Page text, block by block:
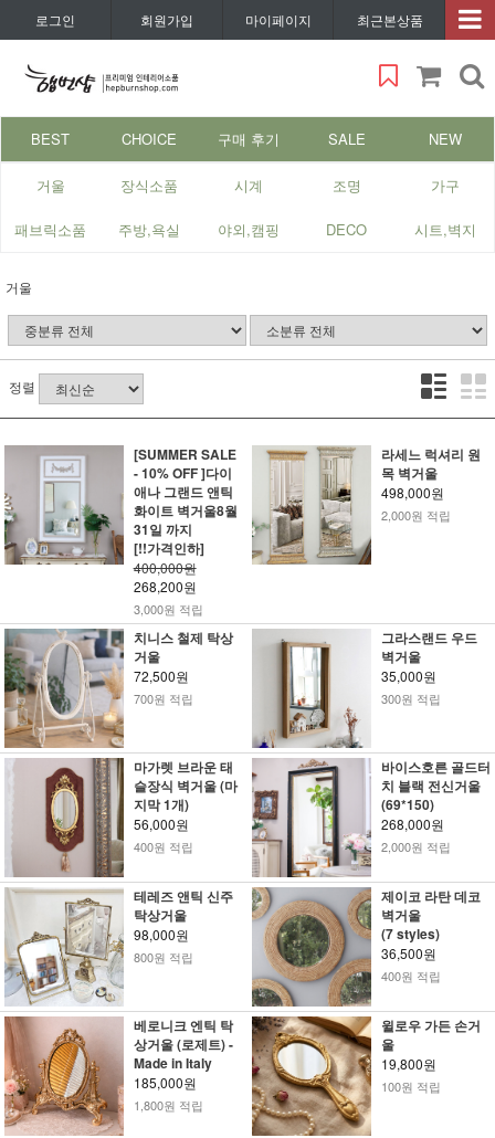
로그인 회원가입 마이페이지 최근본상품
BEST CHOICE 구매 후기 SALE NEW
거울 장식소품 시계 조명 가구
패브릭소품 주방,욕실 야외,캠핑 DECO 시트,벽지
거울
정렬
[SUMMER SALE
- 10% OFF ]다이
애나 그랜드 앤틱
화이트 벽거울8월
31일 까지
[!!가격인하]
400,000원
268,200원
3,000원 적립
라세느 럭셔리 원
목 벽거울
498,000원
2,000원 적립
치니스 철제 탁상
거울
72,500원
700원 적립
그라스랜드 우드
벽거울
35,000원
300원 적립
마가렛 브라운 태
슬장식 벽거울 (마
지막 1개)
56,000원
400원 적립
바이스호른 골드터
치 블랙 전신거울
(69*150)
268,000원
2,000원 적립
테레즈 앤틱 신주
탁상거울
98,000원
800원 적립
제이코 라탄 데코
벽거울
(7 styles)
36,500원
400원 적립
베로니크 엔틱 탁
상거울 (로제트) -
Made in Italy
185,000원
1,800원 적립
윌로우 가든 손거
울
19,800원
100원 적립